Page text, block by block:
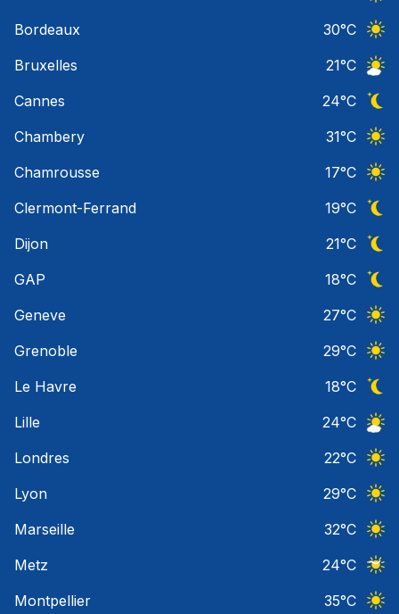
Bordeaux
30°C
Bruxelles
21°C
Cannes
24°C
Chambery
31°C
Chamrousse
17°C
Clermont-Ferrand
19°C
Dijon
21°C
GAP
18°C
Geneve
27°C
Grenoble
29°C
Le Havre
18°C
Lille
24°C
Londres
22°C
Lyon
29°C
Marseille
32°C
Metz
24°C
Montpellier
35°C